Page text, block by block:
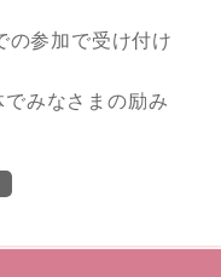
の参加で受け付け
みなさまの励み